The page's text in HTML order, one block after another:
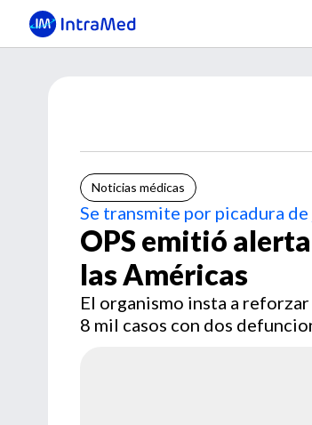
Noticias médicas
Se transmite por picadura de
OPS emitió
las Américas
El organismo insta a
8 mil casos con dos